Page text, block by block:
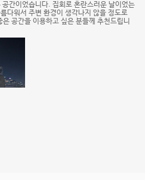
간이었습니다. 집회로 혼란스러운 날이었는
다워서 주변 환경이 생각나지 않을 정도로
공간을 이용하고 싶은 분들께 추천드립니